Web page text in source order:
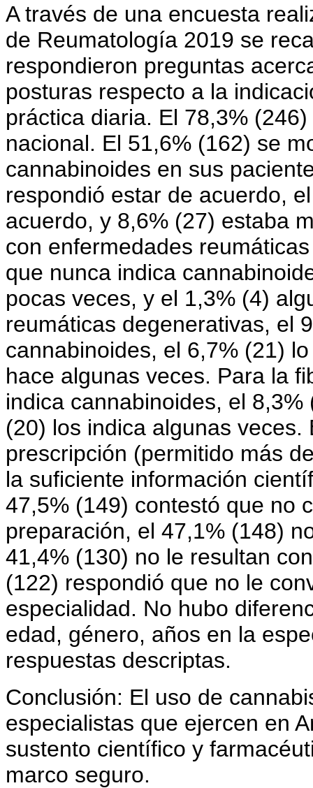
A través de una encuesta
de Reumatología 2019 se
respondieron preguntas
posturas respecto a la
práctica diaria. El 78,3%
nacional. El 51,6% (162) se
cannabinoides en sus
respondió estar de acuerdo,
acuerdo, y 8,6% (27) estaba
con enfermedades
que nunca indica
pocas veces, y el 1,3% (4)
reumáticas degenerativas, el
cannabinoides, el 6,7% (21)
hace algunas veces. Para la
indica cannabinoides, el
(20) los indica algunas
prescripción (permitido más
la suficiente información
47,5% (149) contestó que no
preparación, el 47,1% (148)
41,4% (130) no le resultan
(122) respondió que no le
especialidad. No hubo
edad, género, años en la
respuestas descriptas.
Conclusión: El uso de
especialistas que ejercen en
sustento científico y
marco seguro.